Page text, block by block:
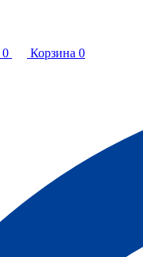
0 Корзина 0